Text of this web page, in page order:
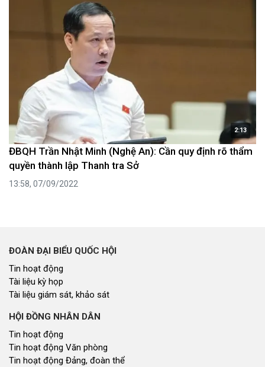
2:13
ĐBQH Trần Nhật Minh (Nghệ An): Cần quy định rõ thẩm
quyền thành lập Thanh tra Sở
13:58, 07/09/2022
ĐOÀN ĐẠI BIỂU QUỐC HỘI
Tin hoạt động
Tài liệu kỳ họp
Tài liệu giám sát, khảo sát
HỘI ĐỒNG NHÂN DÂN
Tin hoạt động
Tin hoạt động Văn phòng
Tin hoạt động Đảng, đoàn thể